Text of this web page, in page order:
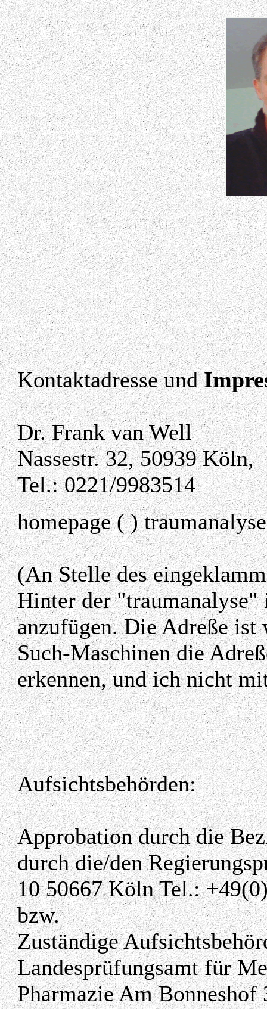
Kontaktadresse und
Dr. Frank van Well
Nassestr. 32, 50939 Köln,
Tel.: 0221/9983514
homepage ( ) traumanalyse
(An Stelle des
Hinter der
anzufügen. Die Adreße ist
Such-Maschinen die
erkennen, und ich nicht
Aufsichtsbehörden:
Approbation durch die
durch die/den
10 50667 Köln Tel.:
bzw.
Zuständige
Landesprüfungsamt für
Pharmazie Am